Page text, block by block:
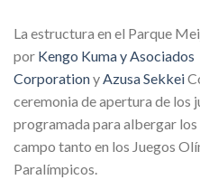
La estructura en el Parque
por Kengo Kuma y Asociados
CorporationyAzusa Sekkei
ceremonia de apertura de los
programada para albergar
campo tanto en los Juegos
Paralímpicos.